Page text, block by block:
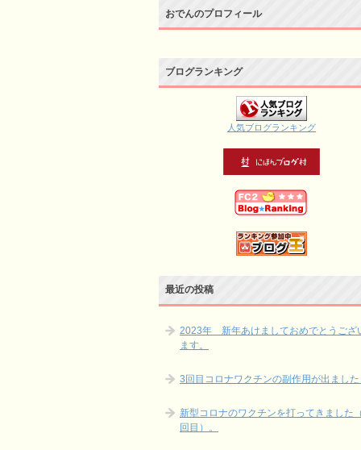
おでんのプロフィール
ブログランキング
人気ブログランキング
最近の投稿
2023年 新年あけましておめでとうござ
ます。
3回目コロナワクチンの副作用が出まし
新型コロナのワクチンを打ってきました
回目）。